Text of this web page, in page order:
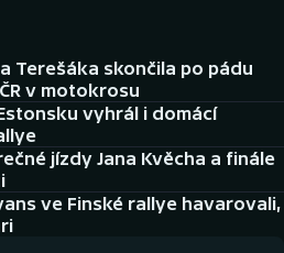
Terešáka skončila po pádu
v motokrosu
vyhrál i domácí
jízdy Jana Kvěcha a finále
ve Finské rallye havarovali,